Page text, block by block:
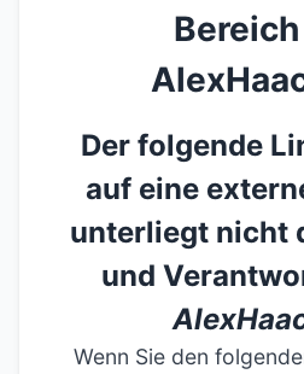
Der folgende
auf eine
unterliegt nicht
und
Wenn Sie den